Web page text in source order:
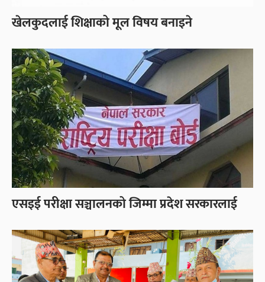
खेलकुदलाई शिक्षाको मूल विषय बनाइने
एसइई परीक्षा सञ्चालनको जिम्मा प्रदेश सरकारलाई